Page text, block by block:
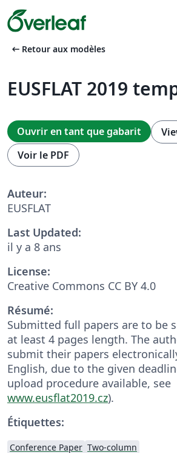
arrow_left_alt Retour aux modèles
EUSFLAT 2019
Ouvrir en tant que gabarit
Voir le PDF
Auteur:
EUSFLAT
Last Updated:
il y a 8 ans
License:
Creative Commons CC BY 4.0
Résumé:
Submitted full papers are to be
at least 4 pages length. The
submit their papers
English, due to the given
upload procedure available, see
www.eusflat2019.cz).
Étiquettes:
Conference Paper Two-column